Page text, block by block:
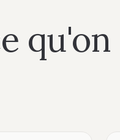
qu'on